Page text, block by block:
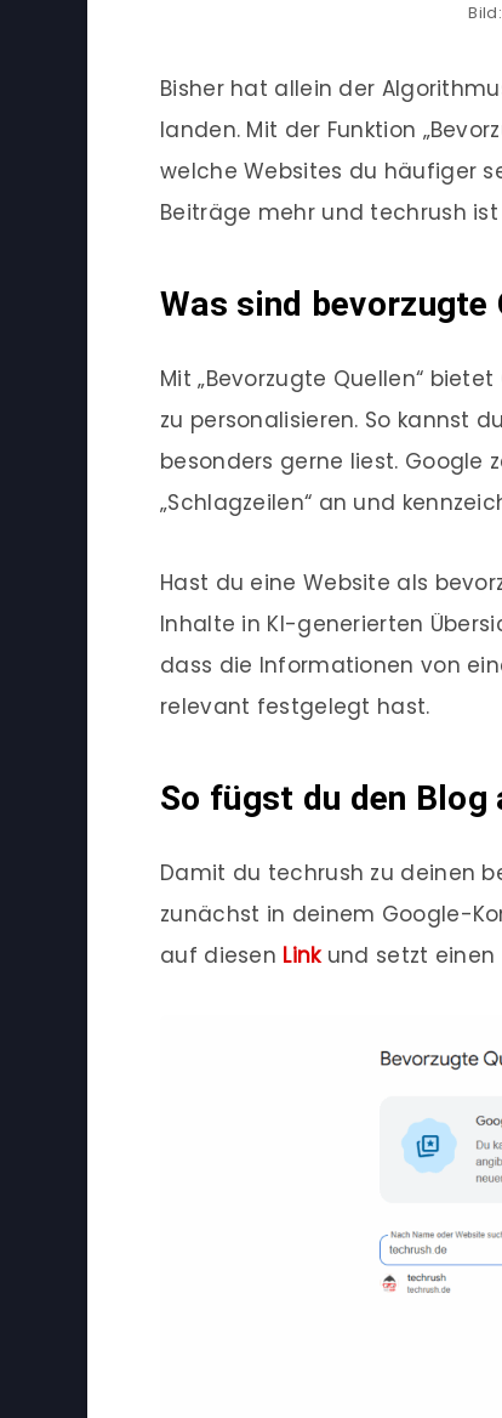
Bisher hat allein der
landen. Mit der Funktion
welche Websites du häufiger
Beiträge mehr und techrush
Was sind bevorzugte
Mit „Bevorzugte Quellen“
zu personalisieren. So kannst
besonders gerne liest. Google
„Schlagzeilen“ an und
Hast du eine Website als
Inhalte in KI-generierten
dass die Informationen von
relevant festgelegt hast.
So fügst du den Blog
Damit du techrush zu deinen
zunächst in deinem Google-
auf diesen Linkund setzt einen